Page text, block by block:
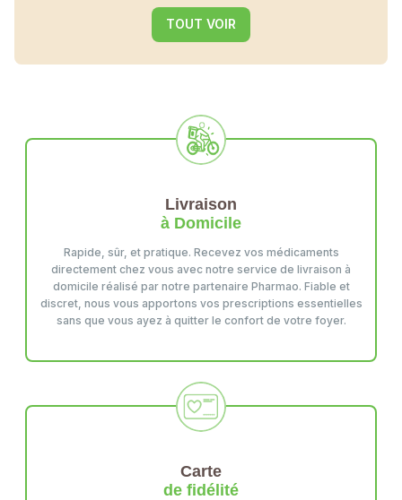
TOUT VOIR
Livraison
à Domicile
Rapide, sûr, et pratique. Recevez vos médicaments
directement chez vous avec notre service de livraison à
domicile réalisé par notre partenaire Pharmao. Fiable et
discret, nous vous apportons vos prescriptions essentielles
sans que vous ayez à quitter le confort de votre foyer.
Carte
de fidélité